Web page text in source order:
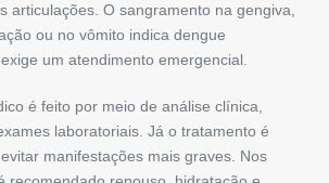
articulações. O sangramento na gengiva,
ou no vômito indica dengue
um atendimento emergencial.
é feito por meio de análise clínica,
laboratoriais. Já o tratamento é
manifestações mais graves. Nos